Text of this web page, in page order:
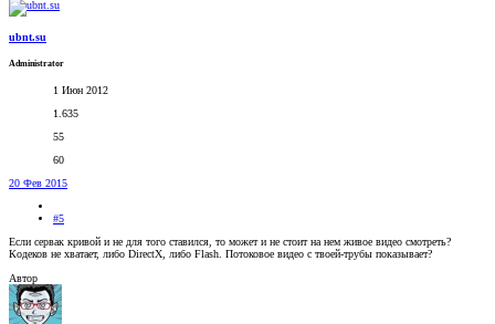
ubnt.su
Administrator
1 Июн 2012
1.635
55
60
20 Фев 2015
#5
Если сервак кривой и не для того ставился, то может и не стоит на нем живое видео смотреть?
Кодеков не хватает, либо DirectX, либо Flash. Потоковое видео с твоей-трубы показывает?
Автор